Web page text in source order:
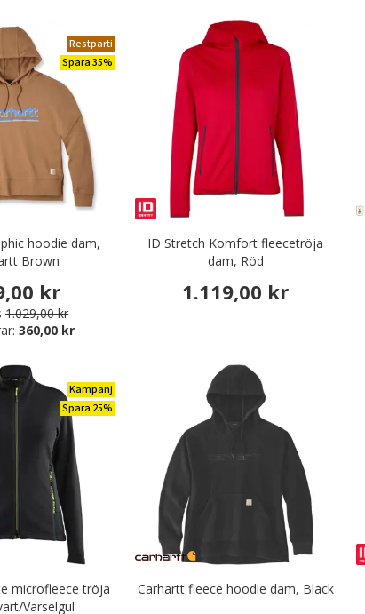
Restparti
Spara 35%
hoodie dam,
Brown
kr
1.029,00 kr
360,00 kr
ID Stretch Komfort fleecetröja
dam, Röd
1.119,00 kr
Kampanj
Spara 25%
microfleece tröja
Varselgul
Carhartt fleece hoodie dam, Black